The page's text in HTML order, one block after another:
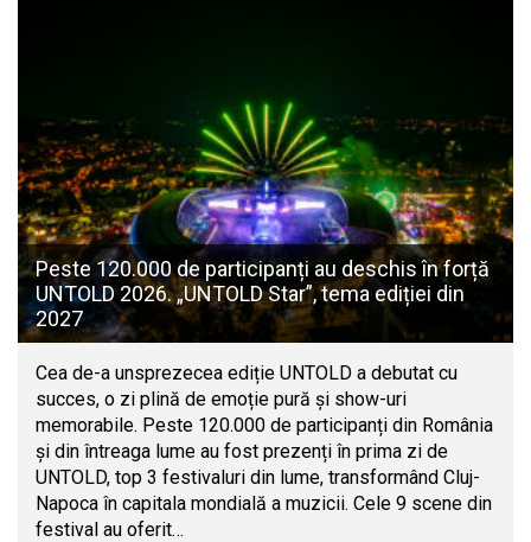
Peste 120.000 de participanți au deschis în forță
UNTOLD 2026. „UNTOLD Star”, tema ediției din
2027
Cea de-a unsprezecea ediție UNTOLD a debutat cu
succes, o zi plină de emoție pură și show-uri
memorabile. Peste 120.000 de participanți din România
și din întreaga lume au fost prezenți în prima zi de
UNTOLD, top 3 festivaluri din lume, transformând Cluj-
Napoca în capitala mondială a muzicii. Cele 9 scene din
festival au oferit…